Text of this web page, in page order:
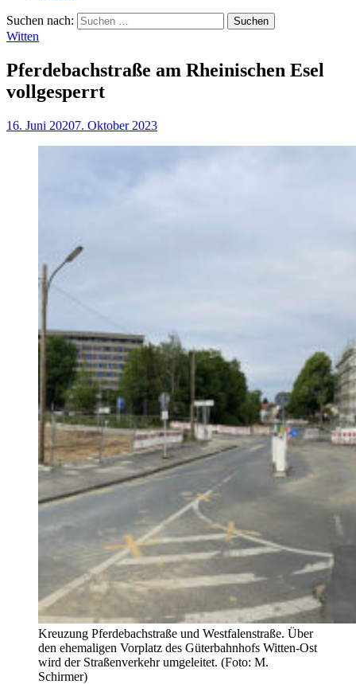
Suchen nach:
Witten
Pferdebachstraße am Rheinischen Esel
vollgesperrt
16. Juni 20207. Oktober 2023
Kreuzung Pferdebachstraße und Westfalenstraße. Über
den ehemaligen Vorplatz des Güterbahnhofs Witten-Ost
wird der Straßenverkehr umgeleitet. (Foto: M.
Schirmer)